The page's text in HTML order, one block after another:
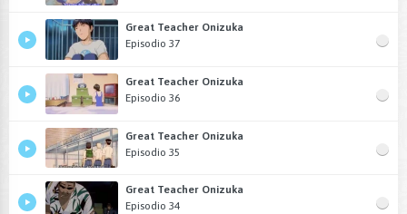
Great Teacher Onizuka
Episodio 37
Great Teacher Onizuka
Episodio 36
Great Teacher Onizuka
Episodio 35
Great Teacher Onizuka
Episodio 34